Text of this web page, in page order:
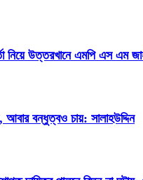
নিয়ে উত্তরখানে এমপি এস এম
আবার বন্ধুত্বও চায়: সালাহউদ্দিন